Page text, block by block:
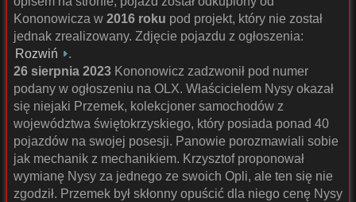
Kononowicza w 2016 roku pod projekt, który nie został
jednak zrealizowany. Zdjęcie pojazdu z ogłoszenia:
Rozwiń
.
26 sierpnia 2023 Kononowicz zadzwonił pod numer
podany w ogłoszeniu na OLX. Właścicielem Nysy okazał
się niejaki Przemek, kolekcjoner samochodów z
województwa świętokrzyskiego, który posiada ponad 40
pojazdów na swojej posesji. Panowie porozmawiali sobie
jak mechanik z mechanikiem. Krzysztof proponował
wymianę Nysy za jednego ze swoich Opli, ale ten się nie
zgodził. Przemek był skłonny opuścić dla niego cenę Nysy